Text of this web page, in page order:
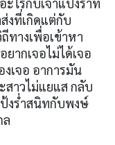
งที่เกิดแต่กับ
างเพื่อเข้าหา
ากเจอไม่ได้เจอ
เจอ อาการมัน
าวไม่แยแส กลับ
งร่ำสนิทกับพงษ์
ล